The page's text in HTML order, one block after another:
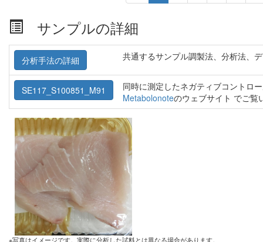
サンプルの詳細
分析手法の詳細 共通するサンプル調製法、分析法、
SE117_S100851_M91
同時に測定したネガティブコントロ
Metabolonoteのウェブサイト でご覧
※写真はイメージです。実際に分析した試料とは異なる場合があります。